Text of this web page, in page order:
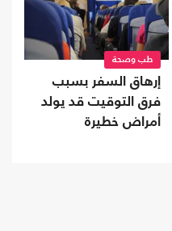
طب وصحة
إرهاق السفر بسبب
فرق التوقيت قد يولد
أمراض خطيرة